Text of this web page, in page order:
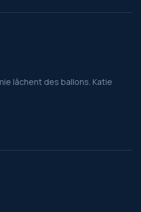
lâchent des ballons. Katie